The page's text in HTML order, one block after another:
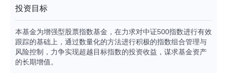
投资目标
本基金为增强型股票指数基金，在力求对中证500指数进行有效
跟踪的基础上，通过数量化的方法进行积极的指数组合管理与
风险控制，力争实现超越目标指数的投资收益，谋求基金资产
的长期增值。